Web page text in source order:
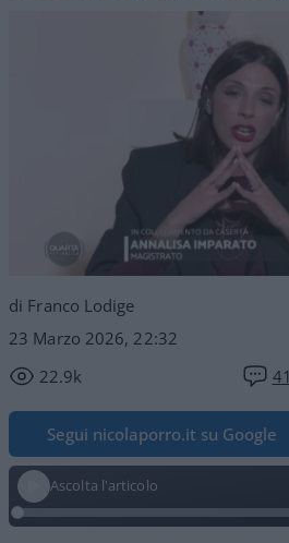
di Franco Lodige
23 Marzo 2026, 22:32
22.9k
41
Segui nicolaporro.it su Google
Ascolta l'articolo